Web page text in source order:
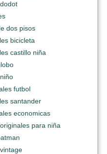
dos pisos
bicicleta
castillo niña
futbol
santander
economicas
para niña